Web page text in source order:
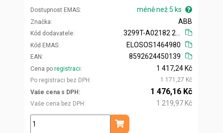
Dostupnost EMAS méně než 5 ks
Značka
Kód dodavatele
ABB
Kód EMAS
EAN
ELOSOS1464980
8592624450139
Cena po registraci
Po registraci bez DPH
1 417,24 Kč
1 171,27 Kč
Vaše cena s DPH
Vaše cena bez DPH
1 476,16 Kč
1 219,97 Kč
ks
Přidat do košíku